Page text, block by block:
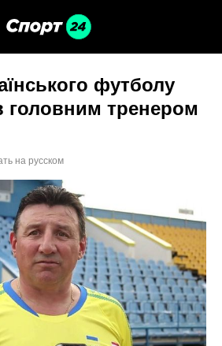
футболу
головним тренером
на русском